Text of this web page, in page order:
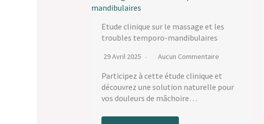
Etude clinique sur le massage et les
troubles temporo-mandibulaires
29 Avril 2025 Aucun Commentaire
Participez à cette étude clinique et
découvrez une solution naturelle pour
vos douleurs de mâchoire…